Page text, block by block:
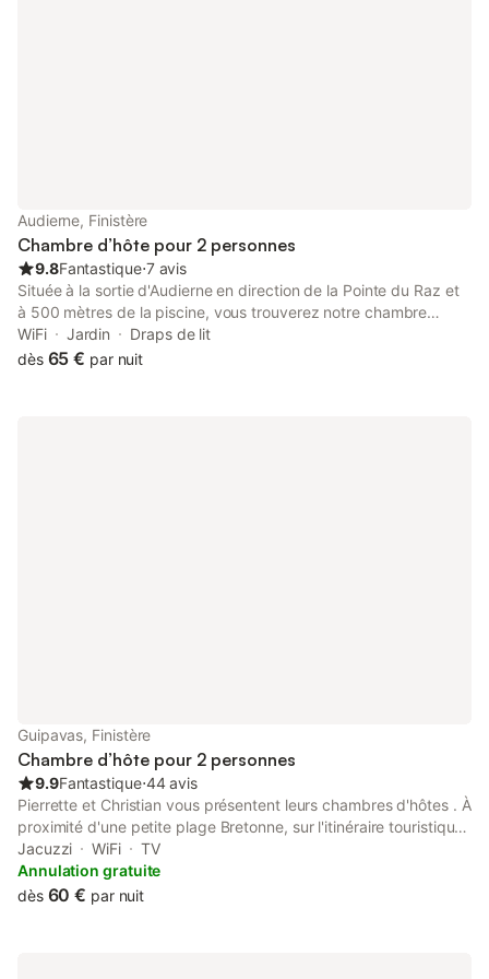
Audierne, Finistère
Chambre d’hôte pour 2 personnes
9.8Fantastique⋅7 avis
Située à la sortie d'Audierne en direction de la Pointe du Raz et
à 500 mètres de la piscine, vous trouverez notre chambre
d'hôtes avec une vue sur la campagne. Vous aurez la possibilité
de pratiquer, à proximité, plusieurs activités (Randonnées, vélo,
WiFi Jardin
Draps de lit
dès 65 € par nuit
Guipavas, Finistère
Chambre d’hôte pour 2 personnes
9.9Fantastique⋅44 avis
Pierrette et Christian vous présentent leurs chambres d'hôtes . À
proximité d'une petite plage Bretonne, sur l'itinéraire touristique
reliant Brest à Landerneau en suivant l'Elorn qui vient se jeter
dans la Rade de Brest. Nous vous proposons de passer
quelques moments de quiétude au sein d'un environnement
Jacuzzi WiFi
TV
Annulation gratuite
dès 60 € par nuit